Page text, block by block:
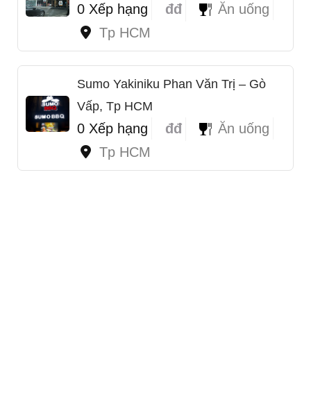
0 Xếp hạng đđ
Ăn uống
Tp HCM
Sumo Yakiniku Phan Văn Trị – Gò
Vấp, Tp HCM
0 Xếp hạng đđ
Ăn uống
Tp HCM